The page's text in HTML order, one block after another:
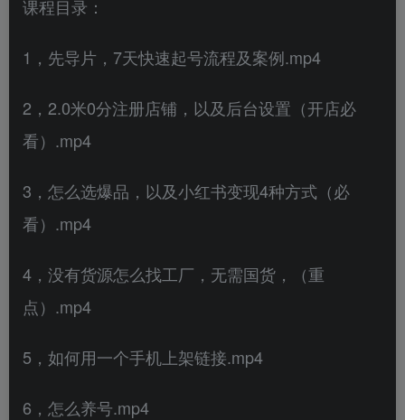
课程目录：
1，先导片，7天快速起号流程及案例.mp4
2，2.0米0分注册店铺，以及后台设置（开店必
看）.mp4
3，怎么选爆品，以及小红书变现4种方式（必
看）.mp4
4，没有货源怎么找工厂，无需国货，（重
点）.mp4
5，如何用一个手机上架链接.mp4
6，怎么养号.mp4